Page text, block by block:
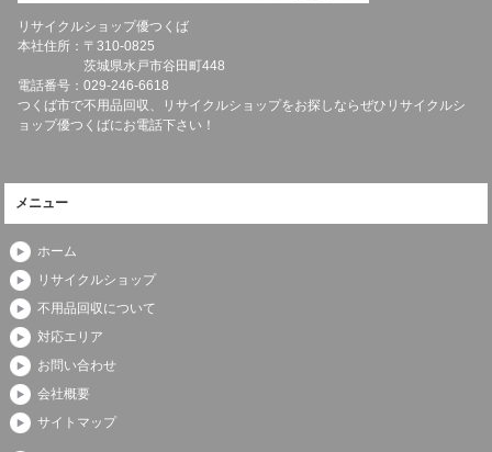
リサイクルショップ優つくば
本社住所：〒310-0825
茨城県水戸市谷田町448
電話番号：029-246-6618
つくば市で不用品回収、リサイクルショップをお探しならぜひリサイクルシ
ョップ優つくばにお電話下さい！
メニュー
ホーム
リサイクルショップ
不用品回収について
対応エリア
お問い合わせ
会社概要
サイトマップ